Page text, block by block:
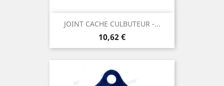
JOINT CACHE CULBUTEUR -...
Prix
10,62 €